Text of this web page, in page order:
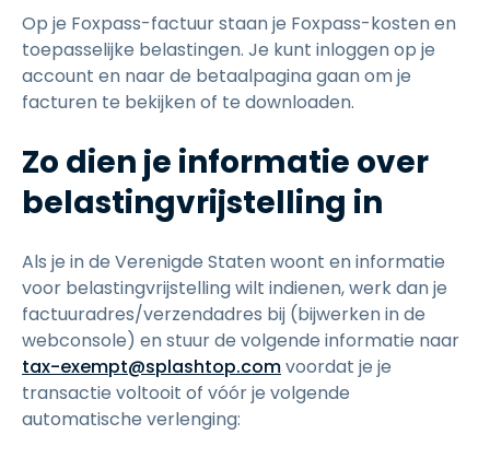
Op je Foxpass-factuur staan je Foxpass-kosten en
toepasselijke belastingen. Je kunt inloggen op je
account en naar de betaalpagina gaan om je
facturen te bekijken of te downloaden.
Zo dien je informatie over
belastingvrijstelling in
Als je in de Verenigde Staten woont en informatie
voor belastingvrijstelling wilt indienen, werk dan je
factuuradres/verzendadres bij (bijwerken in de
webconsole) en stuur de volgende informatie naar
tax-exempt@splashtop.comvoordat je je
transactie voltooit of vóór je volgende
automatische verlenging: